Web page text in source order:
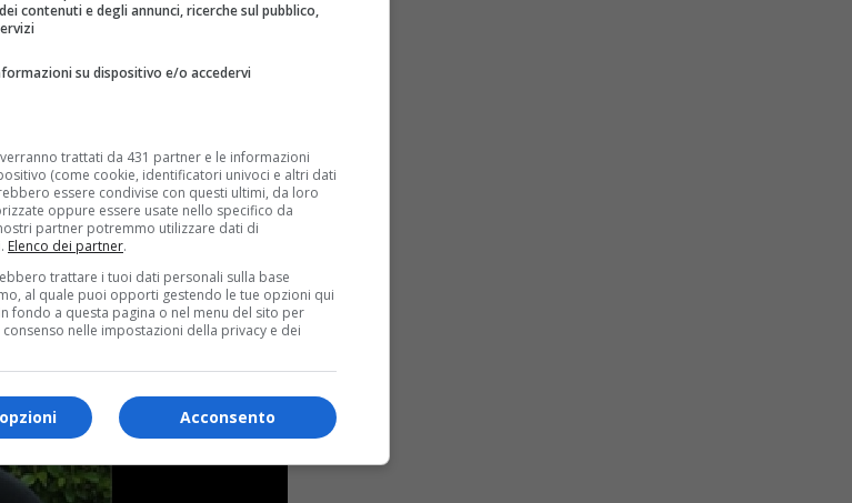
contenuti e degli annunci, ricerche sul pubblico,
su dispositivo e/o accedervi
trattati da 431 partner e le informazioni
(come cookie, identificatori univoci e altri dati
essere condivise con questi ultimi, da loro
oppure essere usate nello specifico da
partner potremmo utilizzare dati di
Elenco dei partner.
trattare i tuoi dati personali sulla base
al quale puoi opporti gestendo le tue opzioni qui
fondo a questa pagina o nel menu del sito per
nelle impostazioni della privacy e dei
Acconsento